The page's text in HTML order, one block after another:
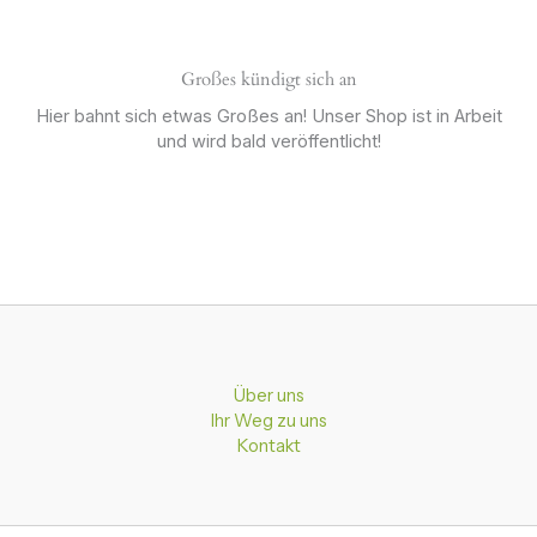
Großes kündigt sich an
Hier bahnt sich etwas Großes an! Unser Shop ist in Arbeit
und wird bald veröffentlicht!
Über uns
Ihr Weg zu uns
Kontakt